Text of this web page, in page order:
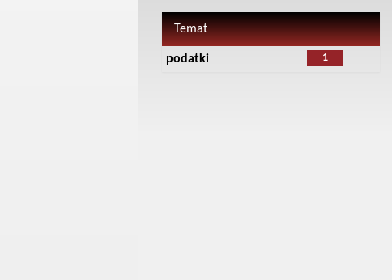
Temat
1
podatki